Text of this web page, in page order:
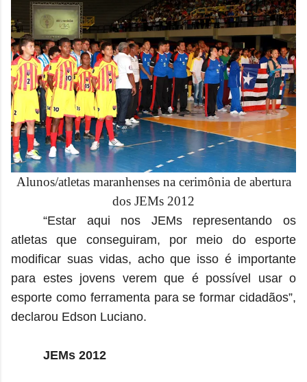
Alunos/atletas maranhenses na cerimônia de abertura
dos JEMs 2012
“Estar aqui nos JEMs representando os
atletas que conseguiram, por meio do esporte
modificar suas vidas, acho que isso é importante
para estes jovens verem que é possível usar o
esporte como ferramenta para se formar cidadãos”,
declarou Edson Luciano.
JEMs 2012